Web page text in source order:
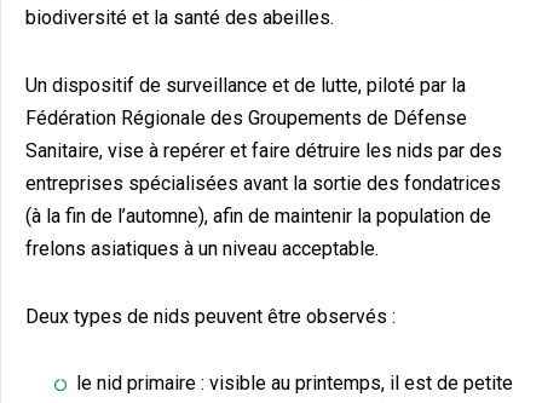
biodiversité et la santé des abeilles.
Un dispositif de surveillance et de lutte, piloté par la
Fédération Régionale des Groupements de Défense
Sanitaire, vise à repérer et faire détruire les nids par des
entreprises spécialisées avant la sortie des fondatrices
(à la fin de l’automne), afin de maintenir la population de
frelons asiatiques à un niveau acceptable.
Deux types de nids peuvent être observés :
le nid primaire : visible au printemps, il est de petite